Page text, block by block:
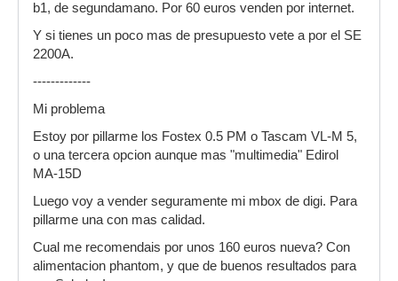
b1, de segundamano. Por 60 euros venden por internet.
Y si tienes un poco mas de presupuesto vete a por el SE
2200A.
-------------
Mi problema
Estoy por pillarme los Fostex 0.5 PM o Tascam VL-M 5,
o una tercera opcion aunque mas "multimedia" Edirol
MA-15D
Luego voy a vender seguramente mi mbox de digi. Para
pillarme una con mas calidad.
Cual me recomendais por unos 160 euros nueva? Con
alimentacion phantom, y que de buenos resultados para